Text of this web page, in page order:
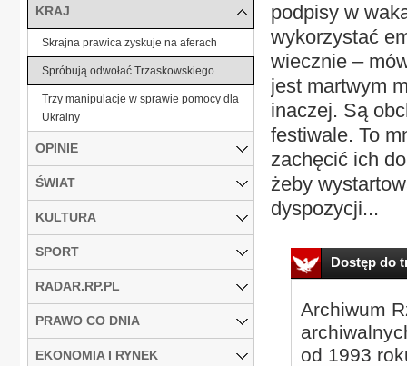
podpisy w
wykorzystać
wiecznie –
jest martwym
inaczej. Są
festiwale. To
zachęcić ich
żeby
dyspozycji...
Dostęp do
Archiwum
od 1993
KRAJ
Skrajna prawica zyskuje na aferach
Spróbują odwołać Trzaskowskiego
Trzy manipulacje w sprawie pomocy dla
Ukrainy
OPINIE
ŚWIAT
KULTURA
SPORT
RADAR.RP.PL
PRAWO CO DNIA
EKONOMIA I RYNEK